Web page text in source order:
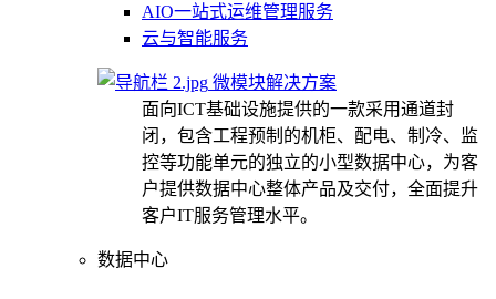
AIO一站式运维管理服务
云与智能服务
微模块解决方案
面向ICT基础设施提供的一款采用通道封
闭，包含工程预制的机柜、配电、制冷、监
控等功能单元的独立的小型数据中心，为客
户提供数据中心整体产品及交付，全面提升
客户IT服务管理水平。
数据中心